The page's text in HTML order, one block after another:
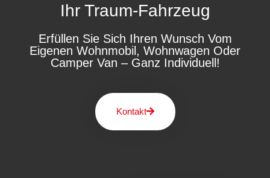
Ihr Traum-Fahrzeug
Erfüllen Sie Sich Ihren Wunsch Vom
Eigenen Wohnmobil, Wohnwagen Oder
Camper Van – Ganz Individuell!
Kontakt